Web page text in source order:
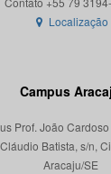
Localização
Campus
Prof. João
Batista, s/n,
Aracaju/SE